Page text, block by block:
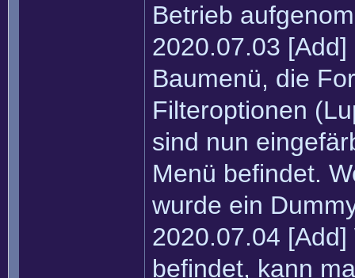
Betrieb
2020.07.03
Baumenü, die
Filteroptionen
sind nun
Menü befindet.
wurde ein
2020.07.04
befindet, kann